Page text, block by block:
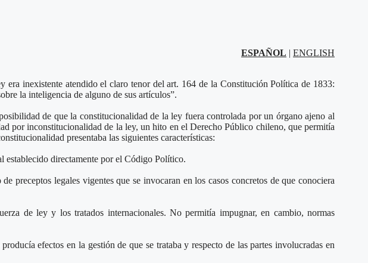
ESPAÑOL | ENGLISH
inexistente atendido el claro tenor del art. 164 de la Constitución Política de 1833:
la inteligencia de alguno de sus artículos”.
de que la constitucionalidad de la ley fuera controlada por un órgano ajeno al
por inconstitucionalidad de la ley, un hito en el Derecho Público chileno, que permitía
presentaba las siguientes características:
establecido directamente por el Código Político.
preceptos legales vigentes que se invocaran en los casos concretos de que conociera
de ley y los tratados internacionales. No permitía impugnar, en cambio, normas
efectos en la gestión de que se trataba y respecto de las partes involucradas en